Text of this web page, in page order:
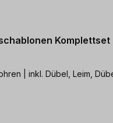
Komplettset
| inkl. Dübel, Leim,